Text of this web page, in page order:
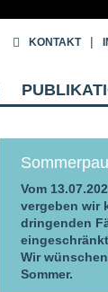
KONTAKT
Vom
vergeben wir
dringenden
Wir
Sommer.